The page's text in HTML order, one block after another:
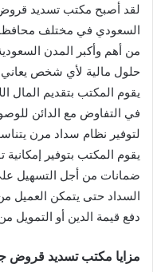
لقد أصبح مكتب تسديد
السعودي في مختلف
من أهم وأكبر المدن
حلول مالية لأي شخص
يقوم المكتب بتقديم المال
في التفاوض مع الدائن
لتوفير نظام سداد مرن
يقوم المكتب بتوفير
ضمانات من أجل التسهيل
السداد حتى يتمكن العميل
دفع قيمة الدين أو التمويل
مزايا مكتب تسديد قروض